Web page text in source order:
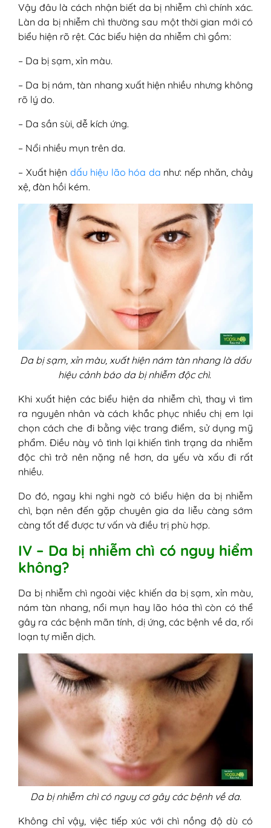
Vậy đâu là cách nhận biết da bị nhiễm chì chính xác.
Làn da bị nhiễm chì thường sau một thời gian mới có
biểu hiện rõ rệt. Các biểu hiện da nhiễm chì gồm:
– Da bị sạm, xỉn màu.
– Da bị nám, tàn nhang xuất hiện nhiều nhưng không
rõ lý do.
– Da sần sùi, dễ kích ứng.
– Nổi nhiều mụn trên da.
– Xuất hiện dấu hiệu lão hóa da như: nếp nhăn, chảy
xệ, đàn hồi kém.
Da bị sạm, xỉn màu, xuất hiện nám tàn nhang là dấu
hiệu cảnh báo da bị nhiễm độc chì.
Khi xuất hiện các biểu hiện da nhiễm chì, thay vì tìm
ra nguyên nhân và cách khắc phục nhiều chị em lại
chọn cách che đi bằng việc trang điểm, sử dụng mỹ
phẩm. Điều này vô tình lại khiến tình trạng da nhiễm
độc chì trở nên nặng nề hơn, da yếu và xấu đi rất
nhiều.
Do đó, ngay khi nghi ngờ có biểu hiện da bị nhiễm
chì, bạn nên đến gặp chuyên gia da liễu càng sớm
càng tốt để được tư vấn và điều trị phù hợp.
IV – Da bị nhiễm chì có nguy hiểm
không?
Da bị nhiễm chì ngoài việc khiến da bị sạm, xỉn màu,
nám tàn nhang, nổi mụn hay lão hóa thì còn có thể
gây ra các bệnh mãn tính, dị ứng, các bệnh về da, rối
loạn tự miễn dịch.
Da bị nhiễm chì có nguy cơ gây các bệnh về da.
Không chỉ vậy, việc tiếp xúc với chì nồng độ dù có